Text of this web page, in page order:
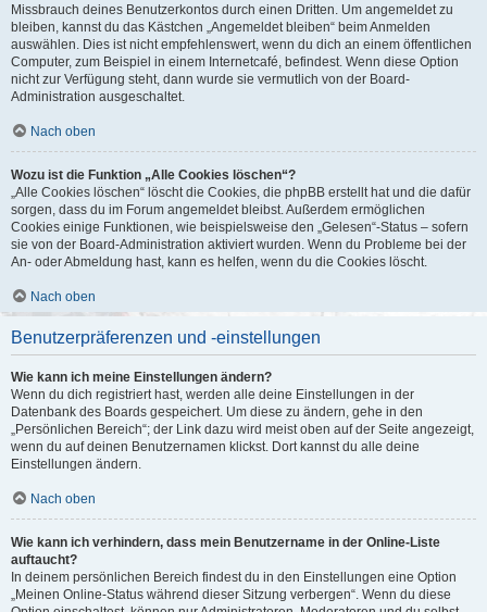
Missbrauch deines Benutzerkontos durch einen Dritten. Um angemeldet zu
bleiben, kannst du das Kästchen „Angemeldet bleiben“ beim Anmelden
auswählen. Dies ist nicht empfehlenswert, wenn du dich an einem öffentlichen
Computer, zum Beispiel in einem Internetcafé, befindest. Wenn diese Option
nicht zur Verfügung steht, dann wurde sie vermutlich von der Board-
Administration ausgeschaltet.
Nach oben
Wozu ist die Funktion „Alle Cookies löschen“?
„Alle Cookies löschen“ löscht die Cookies, die phpBB erstellt hat und die dafür
sorgen, dass du im Forum angemeldet bleibst. Außerdem ermöglichen
Cookies einige Funktionen, wie beispielsweise den „Gelesen“-Status – sofern
sie von der Board-Administration aktiviert wurden. Wenn du Probleme bei der
An- oder Abmeldung hast, kann es helfen, wenn du die Cookies löscht.
Nach oben
Benutzerpräferenzen und -einstellungen
Wie kann ich meine Einstellungen ändern?
Wenn du dich registriert hast, werden alle deine Einstellungen in der
Datenbank des Boards gespeichert. Um diese zu ändern, gehe in den
„Persönlichen Bereich“; der Link dazu wird meist oben auf der Seite angezeigt,
wenn du auf deinen Benutzernamen klickst. Dort kannst du alle deine
Einstellungen ändern.
Nach oben
Wie kann ich verhindern, dass mein Benutzername in der Online-Liste
auftaucht?
In deinem persönlichen Bereich findest du in den Einstellungen eine Option
„Meinen Online-Status während dieser Sitzung verbergen“. Wenn du diese